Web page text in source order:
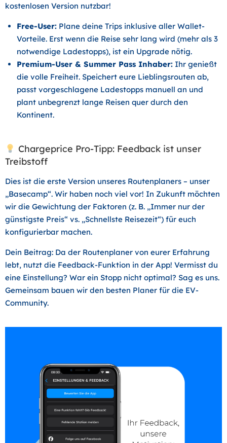
kostenlosen Version nutzbar!
Free-User:Plane deine Trips inklusive aller Wallet-
Vorteile. Erst wenn die Reise sehr lang wird (mehr als 3
notwendige Ladestopps), ist ein Upgrade nötig.
Premium-User & Summer Pass Inhaber:Ihr genießt
die volle Freiheit. Speichert eure Lieblingsrouten ab,
passt vorgeschlagene Ladestopps manuell an und
plant unbegrenzt lange Reisen quer durch den
Kontinent.
Chargeprice Pro-Tipp: Feedback ist unser
Treibstoff
Dies ist die erste Version unseres Routenplaners – unser
„Basecamp“. Wir haben noch viel vor! In Zukunft möchten
wir die Gewichtung der Faktoren (z. B. „Immer nur der
günstigste Preis“ vs. „Schnellste Reisezeit“) für euch
konfigurierbar machen.
Dein Beitrag: Da der Routenplaner von eurer Erfahrung
lebt, nutzt die Feedback-Funktion in der App! Vermisst du
eine Einstellung? War ein Stopp nicht optimal? Sag es uns.
Gemeinsam bauen wir den besten Planer für die EV-
Community.